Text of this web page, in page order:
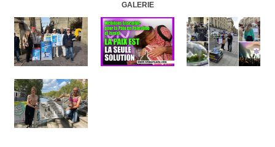
GALERIE